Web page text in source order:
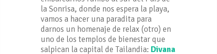
la Sonrisa, donde nos espera la playa,
vamos a hacer una paradita para
darnos un homenaje de relax (otro) en
uno de los templos de bienestar que
salpican la capital de Tailandia: Divana